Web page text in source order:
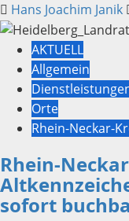
Hans Joachim Janik
AKTUELL
Allgemein
Orte
Rhein-Neckar-
Rhein-
sofort